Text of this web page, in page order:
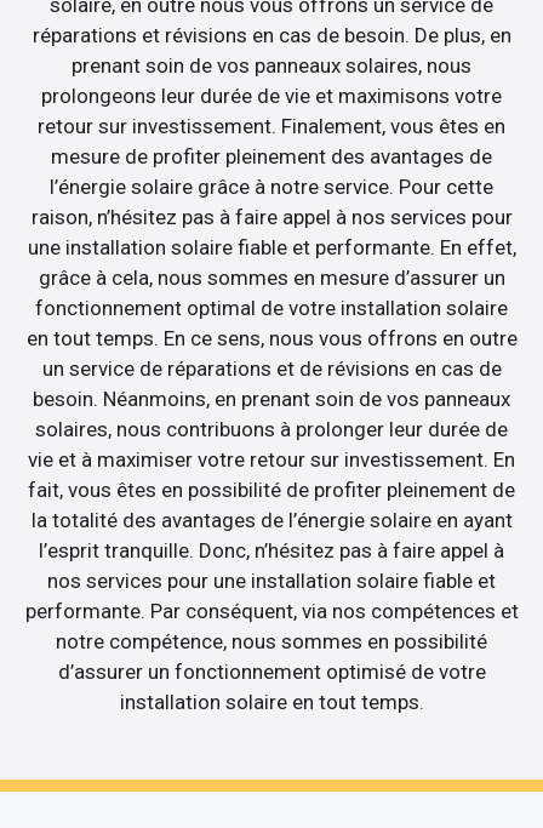
solaire, en outre nous vous offrons un service de
réparations et révisions en cas de besoin. De plus, en
prenant soin de vos panneaux solaires, nous
prolongeons leur durée de vie et maximisons votre
retour sur investissement. Finalement, vous êtes en
mesure de profiter pleinement des avantages de
l’énergie solaire grâce à notre service. Pour cette
raison, n’hésitez pas à faire appel à nos services pour
une installation solaire fiable et performante. En effet,
grâce à cela, nous sommes en mesure d’assurer un
fonctionnement optimal de votre installation solaire
en tout temps. En ce sens, nous vous offrons en outre
un service de réparations et de révisions en cas de
besoin. Néanmoins, en prenant soin de vos panneaux
solaires, nous contribuons à prolonger leur durée de
vie et à maximiser votre retour sur investissement. En
fait, vous êtes en possibilité de profiter pleinement de
la totalité des avantages de l’énergie solaire en ayant
l’esprit tranquille. Donc, n’hésitez pas à faire appel à
nos services pour une installation solaire fiable et
performante. Par conséquent, via nos compétences et
notre compétence, nous sommes en possibilité
d’assurer un fonctionnement optimisé de votre
installation solaire en tout temps.